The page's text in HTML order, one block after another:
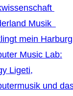
Musik
mein Harburg
Music Lab:
Ligeti,
und